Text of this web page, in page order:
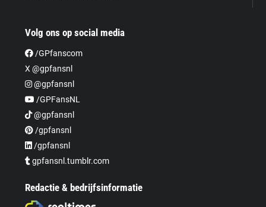
Volg ons op social media
/GPfanscom
X @gpfansnl
@gpfansnl
/GPFansNL
@gpfansnl
/gpfansnl
/gpfansnl
gpfansnl.tumblr.com
Redactie & bedrijfsinformatie